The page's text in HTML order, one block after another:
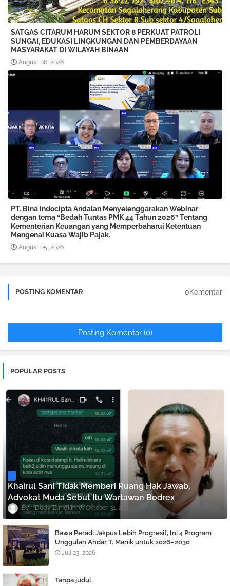
SATGAS CITARUM HARUM SEKTOR 8 PERKUAT PATROLI
SUNGAI, EDUKASI LINGKUNGAN DAN PEMBERDAYAAN
MASYARAKAT DI WILAYAH BINAAN
August 06, 2026
PT. Bina Indocipta Andalan Menyelenggarakan Webinar
dengan tema “Bedah Tuntas PMK 44 Tahun 2026” Tentang
Kementerian Keuangan yang Memperbaharui Ketentuan
Mengenai Kuasa Wajib Pajak.
August 05, 2026
POSTING KOMENTAR 0Komentar
Posting Komentar (0)
POPULAR POSTS
Khairul Sani Tidak Memberi Ruang Hak Jawab,
Advokat Muda Sebut Itu Wartawan Bodrex
Dody Zuhdi Oktober 31, 2025
Bawa Peradi Jakpus Lebih Progresif, Ini 4 Program
Unggulan Andar T. Manik untuk 2026–2030
Juli 23, 2026
Tanpa judul